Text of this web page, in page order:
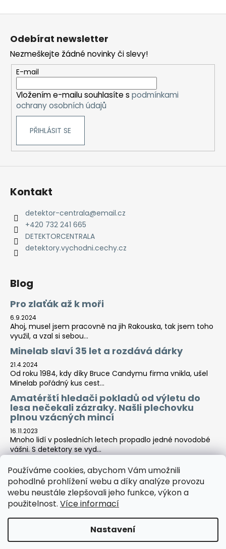
Používáme cookies, abychom Vám umožnili
pohodlné prohlížení webu a díky analýze provozu
webu neustále zlepšovali jeho funkce, výkon a
použitelnost. Více informací
Nastavení
Odebírat newsletter
Nezmeškejte žádné novinky či slevy!
E-mail
Vložením e-mailu souhlasíte s podmínkami
ochrany osobních údajů
PŘIHLÁSIT SE
Kontakt
detektor-centrala@email.cz
+420 732 241 665
DETEKTORCENTRALA
detektory.vychodni.cechy.cz
Blog
Pro zlaťák až k moři
6.9.2024
Ahoj, musel jsem pracovně na jih Rakouska, tak jsem toho
využil, a vzal si sebou...
Minelab slaví 35 let a rozdává dárky
21.4.2024
Od roku 1984, kdy díky Bruce Candymu firma vnikla, ušel
Minelab pořádný kus cest...
Amatérští hledači pokladů od výletu do
lesa nečekali zázraky. Našli plechovku
plnou vzácných mincí
16.11.2023
Mnoho lidí v posledních letech propadlo jedné novodobé
vášni. S detektory se vyd...
Tara-print